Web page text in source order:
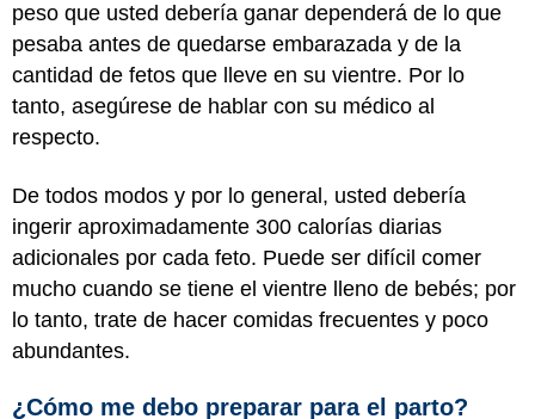
peso que usted debería ganar dependerá de lo que
pesaba antes de quedarse embarazada y de la
cantidad de fetos que lleve en su vientre. Por lo
tanto, asegúrese de hablar con su médico al
respecto.
De todos modos y por lo general, usted debería
ingerir aproximadamente 300 calorías diarias
adicionales por cada feto. Puede ser difícil comer
mucho cuando se tiene el vientre lleno de bebés; por
lo tanto, trate de hacer comidas frecuentes y poco
abundantes.
¿Cómo me debo preparar para el parto?